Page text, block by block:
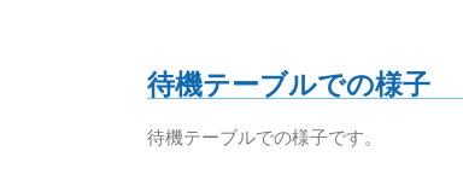
待機テーブルでの様子
待機テーブルでの様子です。